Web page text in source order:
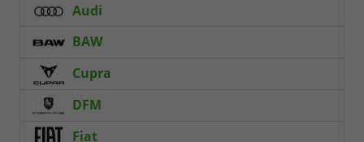
Audi
BAW
Cupra
DFM
Fiat